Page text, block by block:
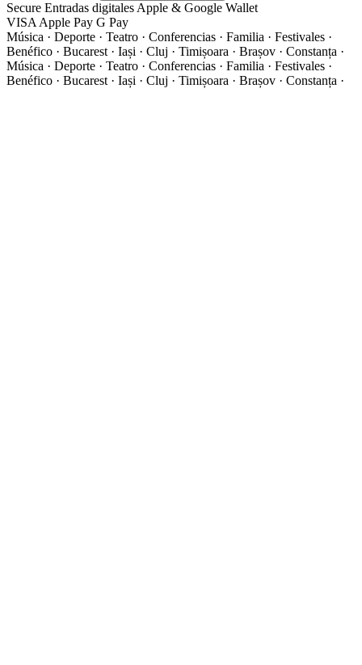
Secure Entradas digitales Apple & Google Wallet
VISA Apple Pay G Pay
Música · Deporte · Teatro · Conferencias · Familia · Festivales ·
Benéfico · Bucarest · Iași · Cluj · Timișoara · Brașov · Constanța ·
Música · Deporte · Teatro · Conferencias · Familia · Festivales ·
Benéfico · Bucarest · Iași · Cluj · Timișoara · Brașov · Constanța ·